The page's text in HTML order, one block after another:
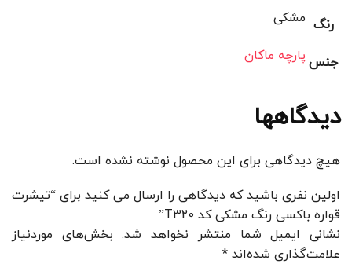
رنگ مشکی
جنس پارچه ماکان
دیدگاهها
هیچ دیدگاهی برای این محصول نوشته نشده است.
اولین نفری باشید که دیدگاهی را ارسال می کنید برای “تیشرت
قواره باکسی رنگ مشکی کد T320”
نشانی ایمیل شما منتشر نخواهد شد. بخش‌های موردنیاز
علامت‌گذاری شده‌اند *